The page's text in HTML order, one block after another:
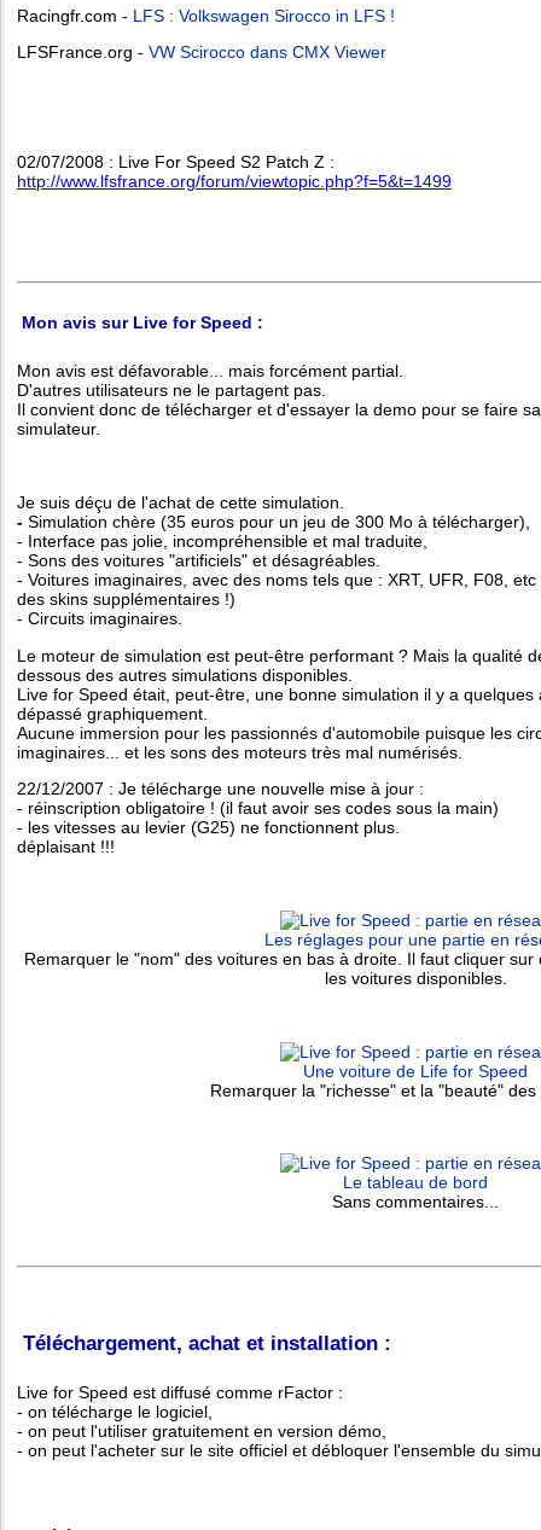
Racingfr.com - LFS : Volkswagen Sirocco in LFS !
LFSFrance.org - VW Scirocco dans CMX Viewer
02/07/2008 : Live For Speed S2 Patch Z :
http://www.lfsfrance.org/forum/viewtopic.php?f=5&t=1499
Mon avis sur Live for Speed :
Mon avis est défavorable... mais forcément partial.
D'autres utilisateurs ne le partagent pas.
Il convient donc de télécharger et d'essayer la demo pour se faire
simulateur.
Je suis déçu de l'achat de cette simulation.
- Simulation chère (35 euros pour un jeu de 300 Mo à télécharger),
- Interface pas jolie, incompréhensible et mal traduite,
- Sons des voitures "artificiels" et désagréables.
- Voitures imaginaires, avec des noms tels que : XRT, UFR, F08,
des skins supplémentaires !)
- Circuits imaginaires.
Le moteur de simulation est peut-être performant ? Mais la qualité
dessous des autres simulations disponibles.
Live for Speed était, peut-être, une bonne simulation il y a
dépassé graphiquement.
Aucune immersion pour les passionnés d'automobile puisque les
imaginaires... et les sons des moteurs très mal numérisés.
22/12/2007 : Je télécharge une nouvelle mise à jour :
- réinscription obligatoire ! (il faut avoir ses codes sous la main)
- les vitesses au levier (G25) ne fonctionnent plus.
déplaisant !!!
Les réglages pour une partie en
Remarquer le "nom" des voitures en bas à droite. Il faut cliquer
les voitures disponibles.
Une voiture de Life for Speed
Remarquer la "richesse" et la "beauté" des
Le tableau de bord
Sans commentaires...
Téléchargement, achat et installation :
Live for Speed est diffusé comme rFactor :
- on télécharge le logiciel,
- on peut l'utiliser gratuitement en version démo,
- on peut l'acheter sur le site officiel et débloquer l'ensemble du